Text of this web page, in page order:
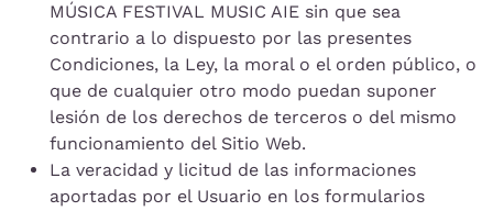
MÚSICA FESTIVAL MUSIC AIE sin que sea
contrario a lo dispuesto por las presentes
Condiciones, la Ley, la moral o el orden público, o
que de cualquier otro modo puedan suponer
lesión de los derechos de terceros o del mismo
funcionamiento del Sitio Web.
La veracidad y licitud de las informaciones
aportadas por el Usuario en los formularios